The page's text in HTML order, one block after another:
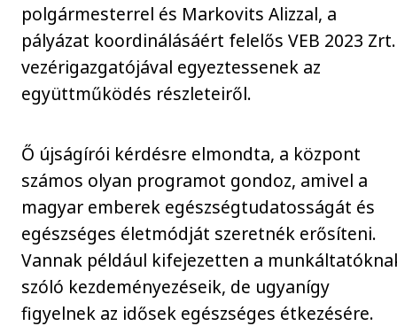
polgármesterrel és Markovits Alizzal, a
pályázat koordinálásáért felelős VEB 2023 Zrt.
vezérigazgatójával egyeztessenek az
együttműködés részleteiről.
Ő újságírói kérdésre elmondta, a központ
számos olyan programot gondoz, amivel a
magyar emberek egészségtudatosságát és
egészséges életmódját szeretnék erősíteni.
Vannak például kifejezetten a
szóló kezdeményezéseik, de ugyanígy
figyelnek az idősek egészséges étkezésére.